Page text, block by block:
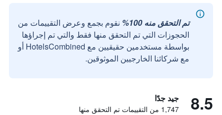
تم التحقق منه 100%
نقوم بجمع وعرض التقييمات من
الحجوزات التي تم التحقق منها فقط والتي تم إجراؤها
بواسطة مستخدمين حقيقيين مع HotelsCombined أو
مع شركائنا الخارجيين الموثوقين.
8.5 جيد جدًا
1,747 من التقييمات تم التحقق منها